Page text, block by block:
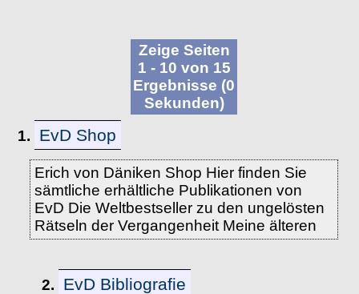
Zeige Seiten
1 - 10 von 15
Ergebnisse (0
Sekunden)
1.
EvD Shop
Erich von Däniken Shop Hier finden Sie
sämtliche erhältliche Publikationen von
EvD Die Weltbestseller zu den ungelösten
Rätseln der Vergangenheit Meine älteren
2. EvD Bibliografie